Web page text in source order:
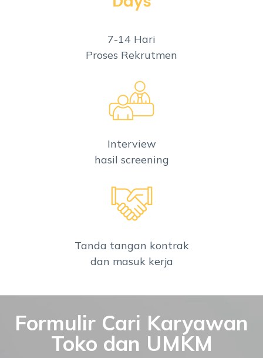
7-14 Hari
Proses Rekrutmen
Interview
hasil screening
Tanda tangan kontrak
dan masuk kerja
Formulir Cari Karyawan
Toko dan UMKM